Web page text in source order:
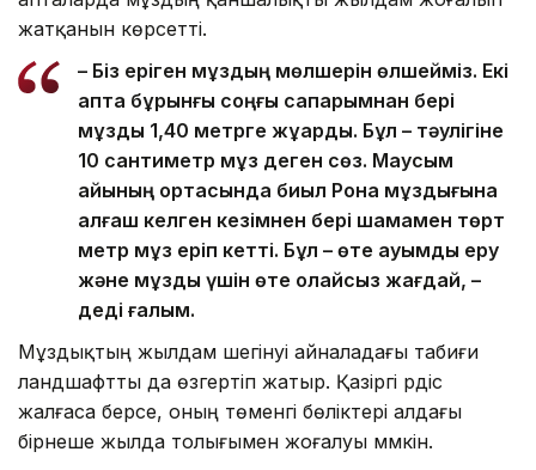
жатқанын көрсетті.
– Біз еріген мұздың мөлшерін өлшейміз. Екі
апта бұрынғы соңғы сапарымнан бері
мұздық 1,40 метрге жұқарды. Бұл – тәулігіне
10 сантиметр мұз деген сөз. Маусым
айының ортасында биыл Рона мұздығына
алғаш келген кезімнен бері шамамен төрт
метр мұз еріп кетті. Бұл – өте ауқымды еру
және мұздық үшін өте қолайсыз жағдай, –
деді ғалым.
Мұздықтың жылдам шегінуі айналадағы табиғи
ландшафтты да өзгертіп жатыр. Қазіргі үрдіс
жалғаса берсе, оның төменгі бөліктері алдағы
бірнеше жылда толығымен жоғалуы мүмкін.